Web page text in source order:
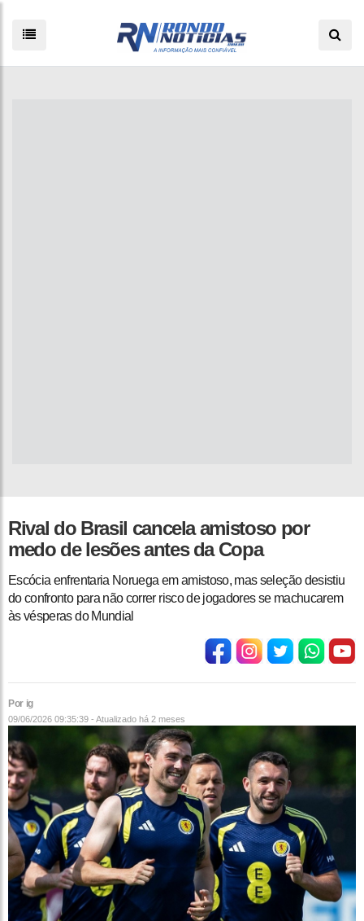
Rival do Brasil cancela amistoso por
medo de lesões antes da Copa
Escócia enfrentaria Noruega em amistoso, mas seleção desistiu
do confronto para não correr risco de jogadores se machucarem
às vésperas do Mundial
Por ig
09/06/2026 09:35:39 - Atualizado há 2 meses